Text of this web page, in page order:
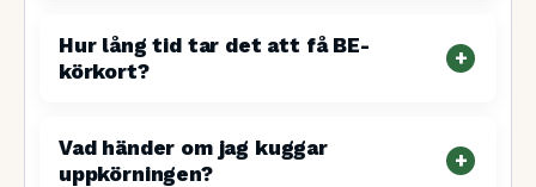
Hur lång tid tar det att få BE-
körkort?
Vad händer om jag kuggar
uppkörningen?